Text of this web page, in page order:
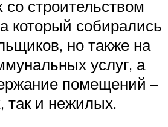
со строительством
который собирались
но также на
услуг, а
помещений –
так и нежилых.